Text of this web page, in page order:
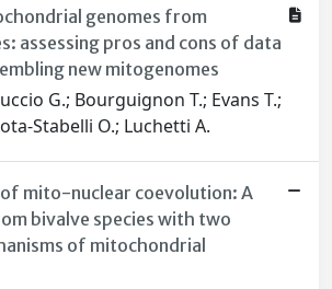
genomes from
assessing pros and cons of data
new mitogenomes
G.; Bourguignon T.; Evans T.;
Stabelli O.; Luchetti A.
mito-nuclear coevolution: A
bivalve species with two
of mitochondrial